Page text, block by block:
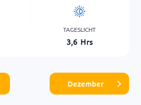
TAGESLICHT
3,6 Hrs
Dezember